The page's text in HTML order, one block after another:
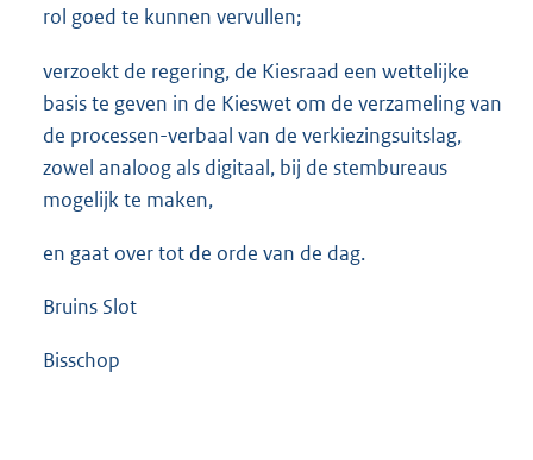
rol goed te kunnen vervullen;
verzoekt de regering, de Kiesraad een wettelijke
basis te geven in de Kieswet om de verzameling van
de processen-verbaal van de verkiezingsuitslag,
zowel analoog als digitaal, bij de stembureaus
mogelijk te maken,
en gaat over tot de orde van de dag.
Bruins Slot
Bisschop